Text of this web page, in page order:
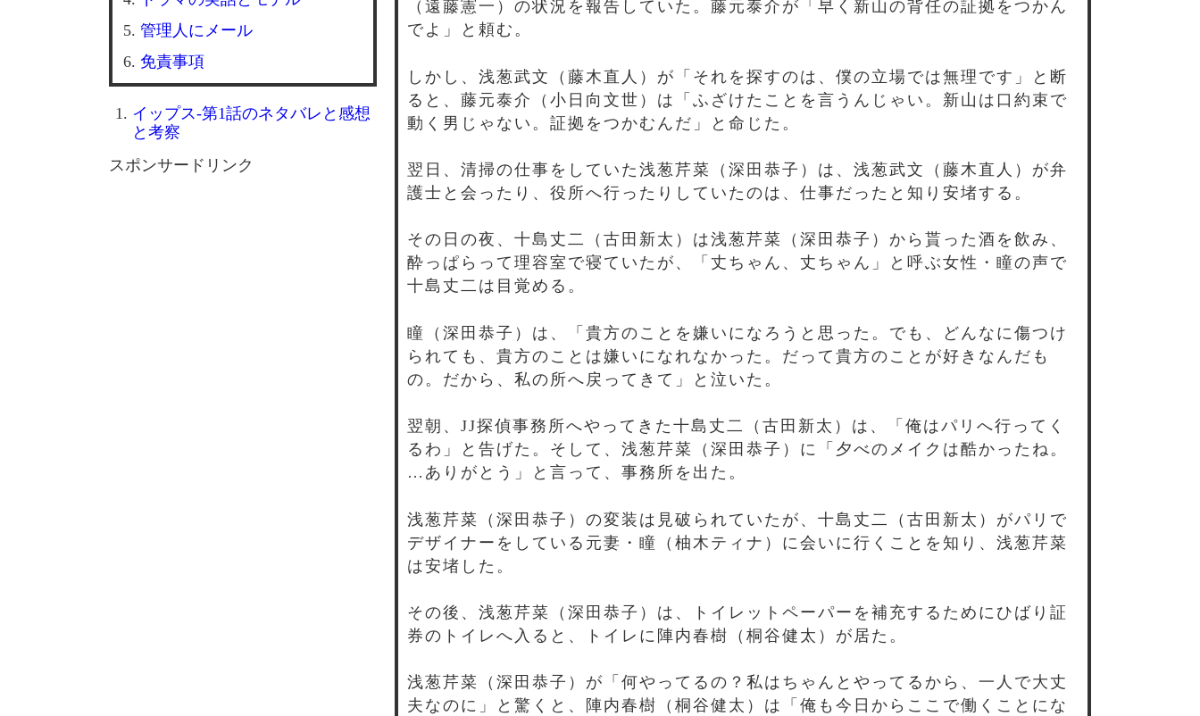
（遠藤憲一）の状況を報告していた。藤元泰介が「早く新山の背任の証拠をつかん
でよ」と頼む。
しかし、浅葱武文（藤木直人）が「それを探すのは、僕の立場では無理です」と断
ると、藤元泰介（小日向文世）は「ふざけたことを言うんじゃい。新山は口約束で
動く男じゃない。証拠をつかむんだ」と命じた。
翌日、清掃の仕事をしていた浅葱芹菜（深田恭子）は、浅葱武文（藤木直人）が弁
護士と会ったり、役所へ行ったりしていたのは、仕事だったと知り安堵する。
その日の夜、十島丈二（古田新太）は浅葱芹菜（深田恭子）から貰った酒を飲み、
酔っぱらって理容室で寝ていたが、「丈ちゃん、丈ちゃん」と呼ぶ女性・瞳の声で
十島丈二は目覚める。
瞳（深田恭子）は、「貴方のことを嫌いになろうと思った。でも、どんなに傷つけ
られても、貴方のことは嫌いになれなかった。だって貴方のことが好きなんだも
の。だから、私の所へ戻ってきて」と泣いた。
翌朝、JJ探偵事務所へやってきた十島丈二（古田新太）は、「俺はパリへ行ってく
るわ」と告げた。そして、浅葱芹菜（深田恭子）に「夕べのメイクは酷かったね。
…ありがとう」と言って、事務所を出た。
浅葱芹菜（深田恭子）の変装は見破られていたが、十島丈二（古田新太）がパリで
デザイナーをしている元妻・瞳（柚木ティナ）に会いに行くことを知り、浅葱芹菜
は安堵した。
その後、浅葱芹菜（深田恭子）は、トイレットペーパーを補充するためにひばり証
券のトイレへ入ると、トイレに陣内春樹（桐谷健太）が居た。
浅葱芹菜（深田恭子）が「何やってるの？私はちゃんとやってるから、一人で大丈
夫なのに」と驚くと、陣内春樹（桐谷健太）は「俺も今日からここで働くことにな
管理人にメール
免責事項
イップス-第1話のネタバレと感想
と考察
スポンサードリンク